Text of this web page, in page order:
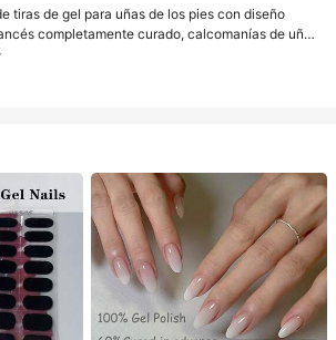
tiras de gel para uñas de los pies con diseño
completamente curado, calcomanías de uñas
y pies alegres y lindas para primavera y verano,
UV, fácil aplicación, perfecto para la manicura
diaria de las mujeres